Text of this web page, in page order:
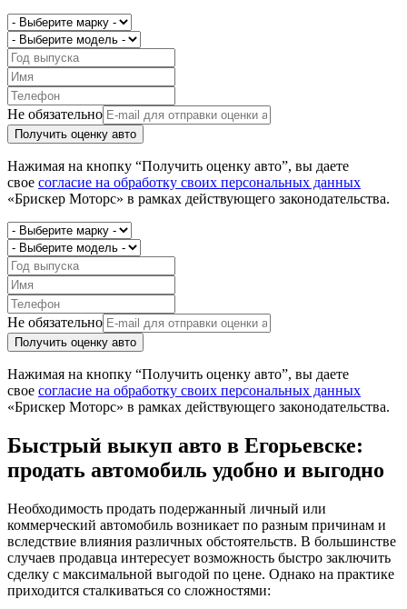
Не обязательно
Получить оценку авто
Нажимая на кнопку “Получить оценку авто”, вы даете
свое согласие на обработку своих персональных данных
«Брискер Моторс» в рамках действующего законодательства.
Не обязательно
Получить оценку авто
Нажимая на кнопку “Получить оценку авто”, вы даете
свое согласие на обработку своих персональных данных
«Брискер Моторс» в рамках действующего законодательства.
Быстрый выкуп авто в Егорьевске:
продать автомобиль удобно и выгодно
Необходимость продать подержанный личный или
коммерческий автомобиль возникает по разным причинам и
вследствие влияния различных обстоятельств. В большинстве
случаев продавца интересует возможность быстро заключить
сделку с максимальной выгодой по цене. Однако на практике
приходится сталкиваться со сложностями: